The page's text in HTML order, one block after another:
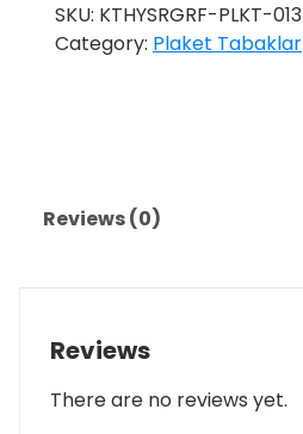
SKU: KTHYSRGRF-PLKT-013
Category: Plaket Tabaklar
Reviews (0)
Reviews
There are no reviews yet.